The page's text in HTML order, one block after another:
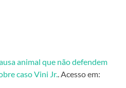
animal que não defendem
caso Vini Jr.. Acesso em: